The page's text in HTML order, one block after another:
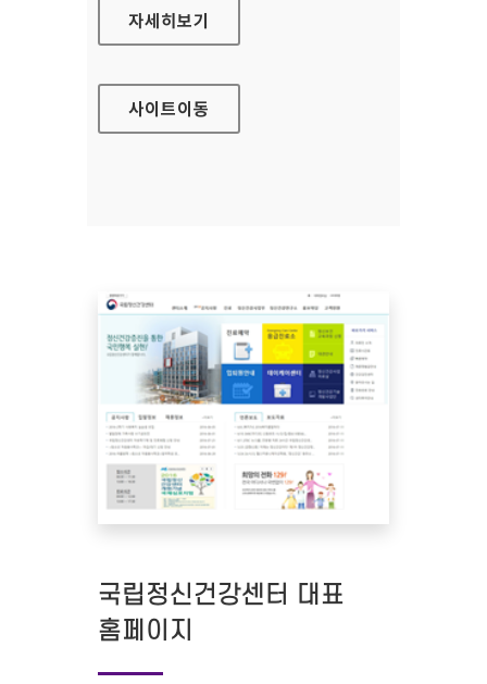
건강정보 모바일웹
자세히보기
사이트이동
국립정신건강센터 대표
홈페이지